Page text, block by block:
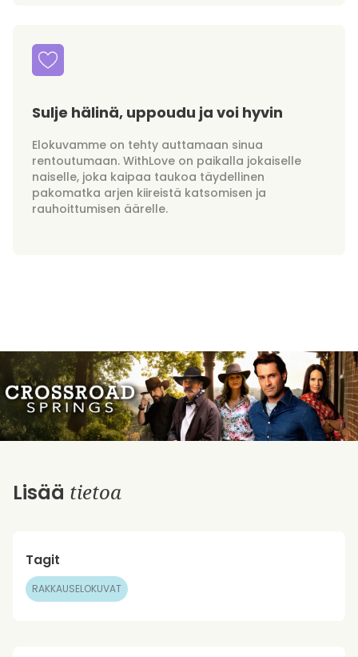
Sulje hälinä, uppoudu ja voi hyvin
Elokuvamme on tehty auttamaan sinua
rentoutumaan. WithLove on paikalla jokaiselle
naiselle, joka kaipaa taukoa täydellinen
pakomatka arjen kiireistä katsomisen ja
rauhoittumisen äärelle.
Lisää tietoa
Tagit
RAKKAUSELOKUVAT